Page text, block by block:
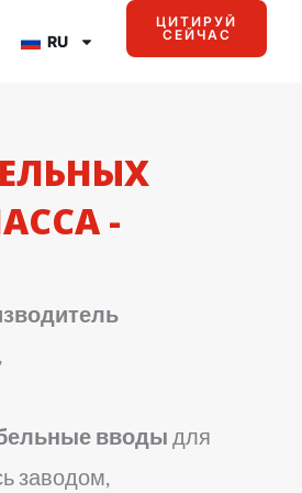
RU
ЦИТИРУЙ
СЕЙЧАС
-
вводы для
заводом,